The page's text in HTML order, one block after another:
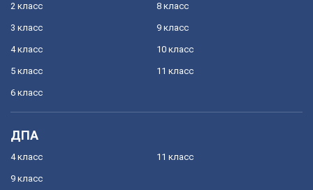
2 класс
3 класс
4 класс
5 класс
6 класс
8 класс
9 класс
10 класс
11 класс
ДПА
4 класс
9 класс
11 класс